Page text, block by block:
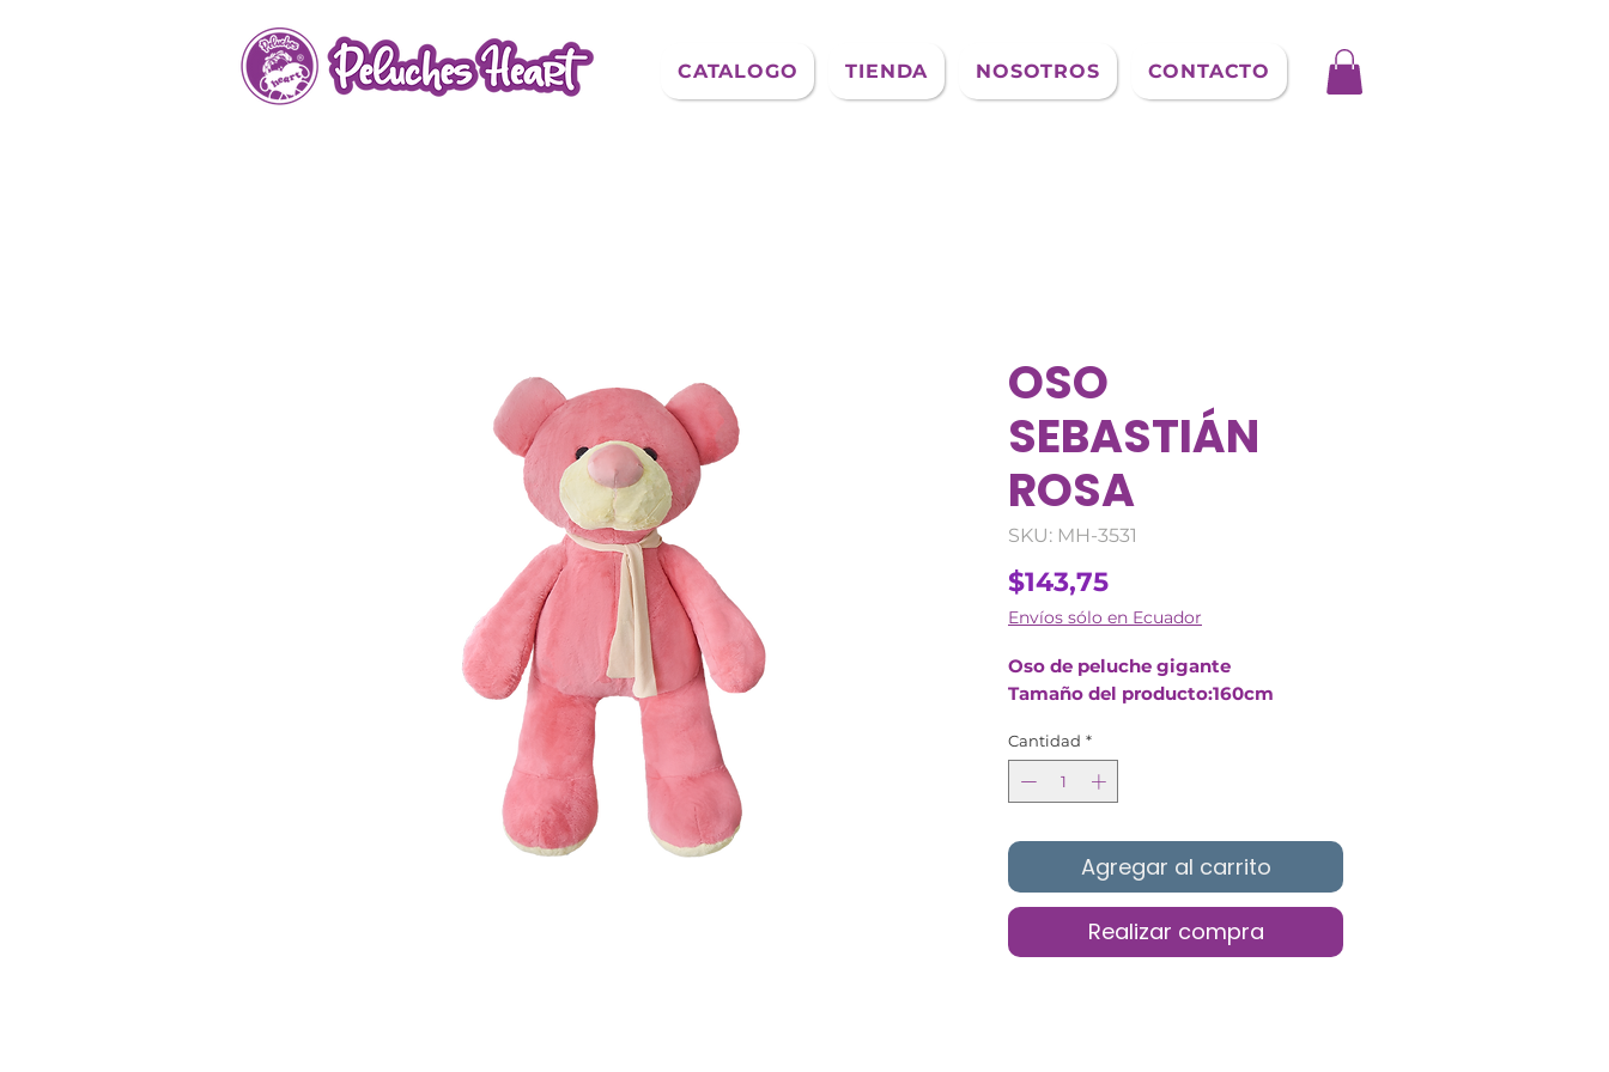
CATALOGO TIENDA NOSOTROS CONTACTO
OSO
SEBASTIÁN
ROSA
SKU: MH-3531
$143,75Precio
Envíos sólo en Ecuador
Oso de peluche gigante
Tamaño del producto:160cm
Cantidad *
Agregar al carrito
Realizar compra